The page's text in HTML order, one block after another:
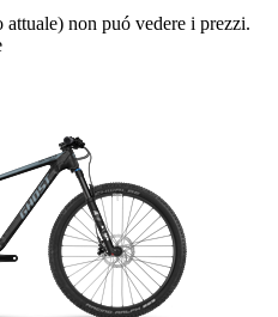
non puó vedere i prezzi.